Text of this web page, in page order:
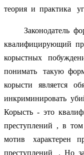
теория и практика
Законодатель
квалифицирующий
корыстных
понимать такую
корысти является
инкриминировать
Корысть - это
преступлений , в
мотив характерен
преступлений . Но